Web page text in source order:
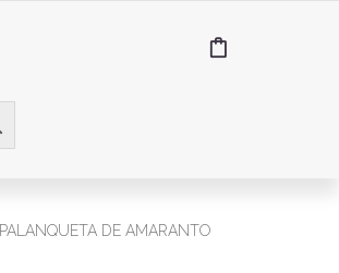
PALANQUETA DE AMARANTO